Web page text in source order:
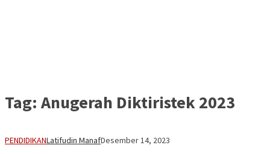
Tag: Anugerah Diktiristek 2023
PENDIDIKANLatifudin ManafDesember 14, 2023